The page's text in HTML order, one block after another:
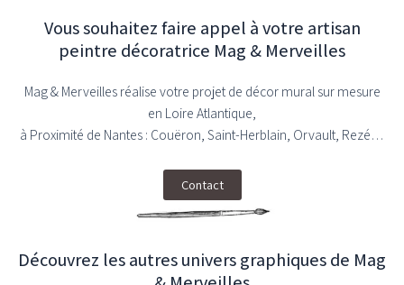
Vous souhaitez faire appel à votre artisan
peintre décoratrice Mag & Merveilles
Mag & Merveilles réalise votre projet de décor mural sur mesure
en Loire Atlantique,
à Proximité de Nantes : Couëron, Saint-Herblain, Orvault, Rezé…
Contact
Découvrez les autres univers graphiques de Mag